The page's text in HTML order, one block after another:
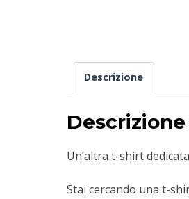
Descrizione
Descrizione
Un’altra t-shirt
Stai cercando una t-